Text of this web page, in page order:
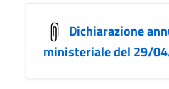
Dichiarazione
ministeriale del 29/